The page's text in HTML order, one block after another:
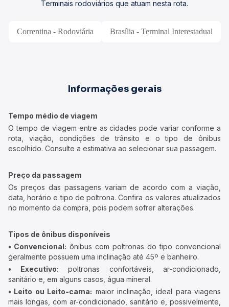
Terminais rodoviários que atuam nesta rota.
Correntina - Rodoviária Brasília - Terminal Interestadual
Informações gerais
Tempo médio de viagem
O tempo de viagem entre as cidades pode variar conforme a
rota, viação, condições de trânsito e o tipo de ônibus
escolhido. Consulte a estimativa ao selecionar sua passagem.
Preço da passagem
Os preços das passagens variam de acordo com a viação,
data, horário e tipo de poltrona. Confira os valores atualizados
no momento da compra, pois podem sofrer alterações.
Tipos de ônibus disponíveis
• Convencional: ônibus com poltronas do tipo convencional
geralmente possuem uma inclinação até 45º e banheiro.
• Executivo: poltronas confortáveis, ar-condicionado,
sanitário e, em alguns casos, água mineral.
• Leito ou Leito-cama: maior inclinação, ideal para viagens
mais longas, com ar-condicionado, sanitário e, possivelmente,